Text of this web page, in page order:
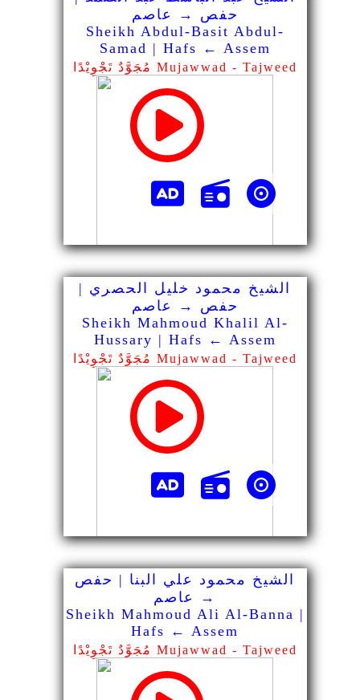
حفص → عاصم
Sheikh Abdul-Basit Abdul-
Samad | Hafs ← Assem
مُجَوَّدٌ تَجْوِيْدًا Mujawwad - Tajweed
الشيخ محمود خليل الحصري |
حفص → عاصم
Sheikh Mahmoud Khalil Al-
Hussary | Hafs ← Assem
مُجَوَّدٌ تَجْوِيْدًا Mujawwad - Tajweed
الشيخ محمود علي البنا | حفص
→ عاصم
Sheikh Mahmoud Ali Al-Banna |
Hafs ← Assem
مُجَوَّدٌ تَجْوِيْدًا Mujawwad - Tajweed